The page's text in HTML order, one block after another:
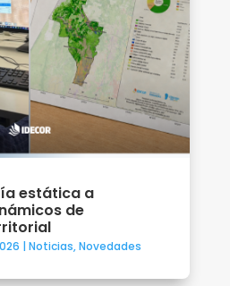
estática a
de
| Noticias,Novedades